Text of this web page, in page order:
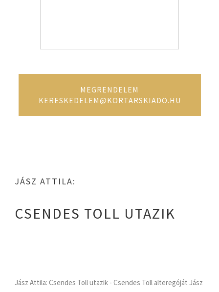
MEGRENDELEM
KERESKEDELEM@KORTARSKIADO.HU
JÁSZ ATTILA:
CSENDES TOLL UTAZIK
Jász Attila: Csendes Toll utazik - Csendes Toll alteregóját Jász